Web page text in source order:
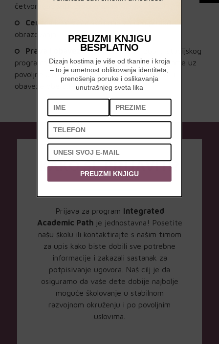
četvorogodišnjih programa na
Cena:fiksna cena školarine za ceo period
obrazovanja;
Prava i obaveze:fleksibilnost u izboru studijskog
programa, mogućnost prelaska na nove programe uz
povoljne uslove, te precizno definisana prava i
obaveze obe strane.
KAKO SE PRIJAVITI?
Prijava za program Integrated
Academic Path je jednostavna! Posetite
našu školu ili kontaktirajte s našim timom
za upis kako biste dobili sve potrebne
informacije i zakazali sastanak za
potpisivanje ugovora. Naš cilj je da
osiguramo da vaše dete dobije najbolje
moguće školovanje u stabilnom
razvojnom okruženju i po povoljnim
uslovima.
PREUZMI KNJIGU
BESPLATNO
Dizajn kostima je više od tkanine i kroja
– to je umetnost oblikovanja identiteta,
prenošenja poruke i oslikavanja
unutrašnjeg sveta lika
PREUZMI KNJIGU